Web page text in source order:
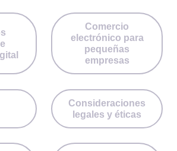
Comercio
electrónico para
pequeñas
empresas
Consideraciones
legales y éticas